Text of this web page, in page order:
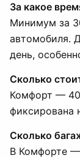
За какое
Минимум за
автомобиля.
день,
Сколько
Комфорт —
фиксирована
Сколько
В Комфорте —